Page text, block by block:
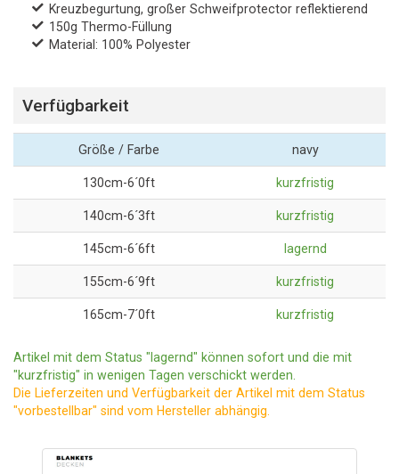
Kreuzbegurtung, großer Schweifprotector reflektierend
150g Thermo-Füllung
Material: 100% Polyester
Verfügbarkeit
Größe / Farbe navy
130cm-6´0ft kurzfristig
140cm-6´3ft kurzfristig
145cm-6´6ft lagernd
155cm-6´9ft kurzfristig
165cm-7´0ft kurzfristig
Artikel mit dem Status "lagernd" können sofort und die mit
"kurzfristig" in wenigen Tagen verschickt werden.
Die Lieferzeiten und Verfügbarkeit der Artikel mit dem Status
"vorbestellbar" sind vom Hersteller abhängig.